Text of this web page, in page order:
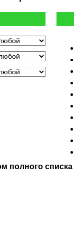
полного